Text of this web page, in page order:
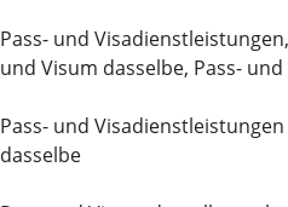
Pass- und
und Visum dasselbe, Pass-
Pass- und
dasselbe